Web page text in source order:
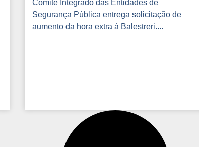
Comitê Integrado das Entidades de
Segurança Pública entrega solicitação de
aumento da hora extra à Balestreri....